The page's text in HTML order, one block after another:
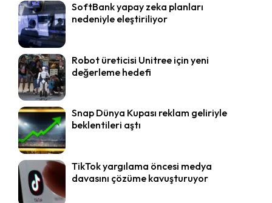
SoftBank yapay zeka planları
nedeniyle eleştiriliyor
Robot üreticisi Unitree için yeni
değerleme hedefi
Snap Dünya Kupası reklam geliriyle
beklentileri aştı
TikTok yargılama öncesi medya
davasını çözüme kavuşturuyor